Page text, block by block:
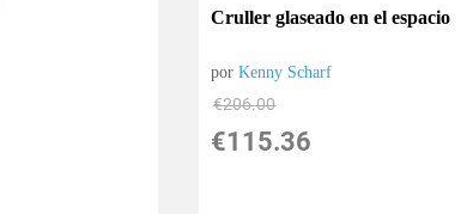
Cruller glaseado en el espacio
porKenny Scharf
€206.00
€115.36